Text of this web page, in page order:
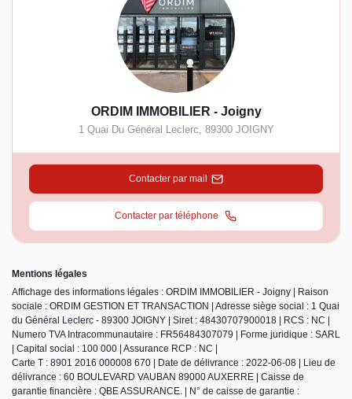
ORDIM IMMOBILIER - Joigny
1 Quai Du Général Leclerc 89300 JOIGNY
Contacter par mail
Contacter par téléphone
Mentions légales
Affichage des informations légales : ORDIM IMMOBILIER - Joigny | Raison
sociale : ORDIM GESTION ET TRANSACTION | Adresse siège social : 1 Quai
du Général Leclerc - 89300 JOIGNY | Siret : 48430707900018 | RCS : NC |
Numero TVA Intracommunautaire : FR56484307079 | Forme juridique : SARL
| Capital social : 100 000 | Assurance RCP : NC |
Carte T : 8901 2016 000008 670 | Date de délivrance : 2022-06-08 | Lieu de
délivrance : 60 BOULEVARD VAUBAN 89000 AUXERRE | Caisse de
garantie financière : QBE ASSURANCE. | N° de caisse de garantie :